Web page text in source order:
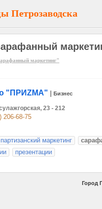
Петрозаводска
маркетинг"
"ПРИZМА" Бизнес
23 - 212
206-68-75
партизанский маркетинг
презентации
Город